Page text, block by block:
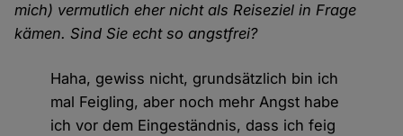
mich) vermutlich eher nicht als Reiseziel in Frage
kämen. Sind Sie echt so angstfrei?
Haha, gewiss nicht, grundsätzlich bin ich
mal Feigling, aber noch mehr Angst habe
ich vor dem Eingeständnis, dass ich feig